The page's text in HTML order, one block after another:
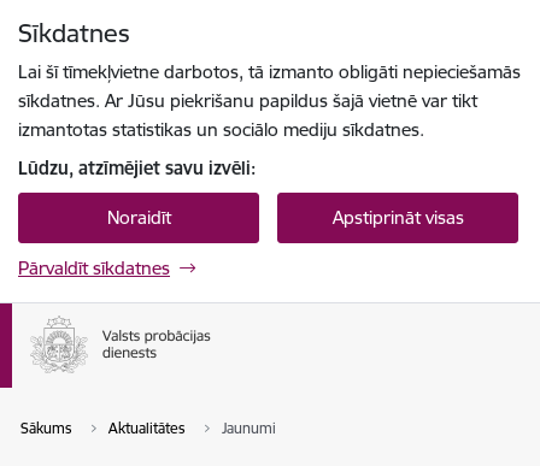
Sīkdatnes
Lai šī tīmekļvietne darbotos, tā izmanto obligāti nepieciešamās
sīkdatnes. Ar Jūsu piekrišanu papildus šajā vietnē var tikt
izmantotas statistikas un sociālo mediju sīkdatnes.
Lūdzu, atzīmējiet savu izvēli:
Noraidīt Apstiprināt visas
Pārvaldīt sīkdatnes
Sākums Aktualitātes Jaunumi